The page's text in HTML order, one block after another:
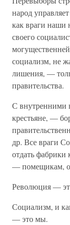
народ
как враги наши
своего
социализм, не
лишения, —
правительства.
С внутренними
крестьяне, —
др. Все враги
отдать фабрики
— помещикам,
Революция —
Социализм, и
— это мы.